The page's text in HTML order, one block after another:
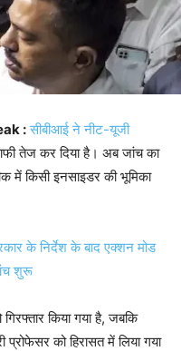
:सीबीआई ने नीट-यूजी
तेज कर दिया है। अब जांच का
में किसी इनसाइडर की भूमिका
के निर्देश के बाद एक्शन मोड
शुरू
किया गया है, जबकि
प्रोफेसर को हिरासत में लिया गया